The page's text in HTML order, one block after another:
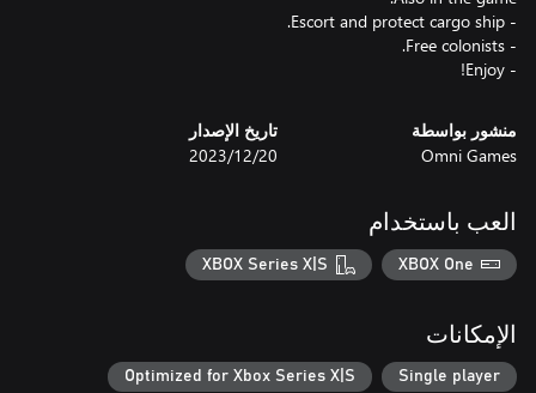
- Enjoy!
منشور بواسطة
Omni Games
تاريخ الإصدار
20‏/12‏/2023
العب باستخدام
XBOX One
XBOX Series X|S
الإمكانات
Single player
Optimized for Xbox Series X|S